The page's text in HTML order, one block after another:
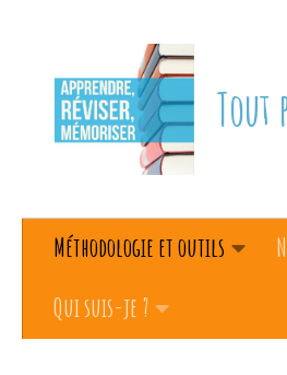
Tout
Méthodologie et outils
Qui suis-je ?